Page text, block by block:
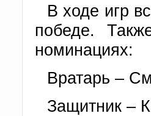
В ходе игр
победе.
номинациях:
Вратарь –
Защитник –